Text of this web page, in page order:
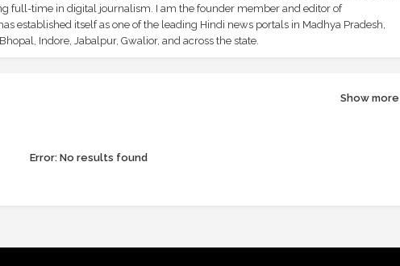
full-time in digital journalism. I am the founder member and editor of
established itself as one of the leading Hindi news portals in Madhya Pradesh,
Indore, Jabalpur, Gwalior, and across the state.
Show more
Error:No results found